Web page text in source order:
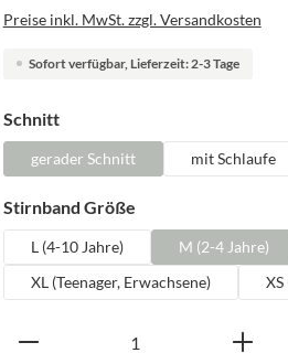
Preise inkl. MwSt. zzgl. Versandkosten
Sofort verfügbar, Lieferzeit: 2-3 Tage
Schnittauswählen
gerader Schnitt mit Schlaufe
Stirnband Größeauswählen
L (4-10 Jahre) M (2-4 Jahre)
XL (Teenager, Erwachsene)
Produkt Anzahl: Gib